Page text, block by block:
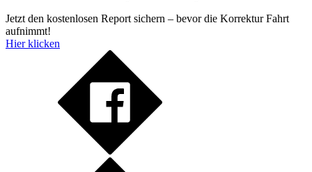
Jetzt den kostenlosen Report sichern – bevor die Korrektur Fahrt
aufnimmt!
Hier klicken